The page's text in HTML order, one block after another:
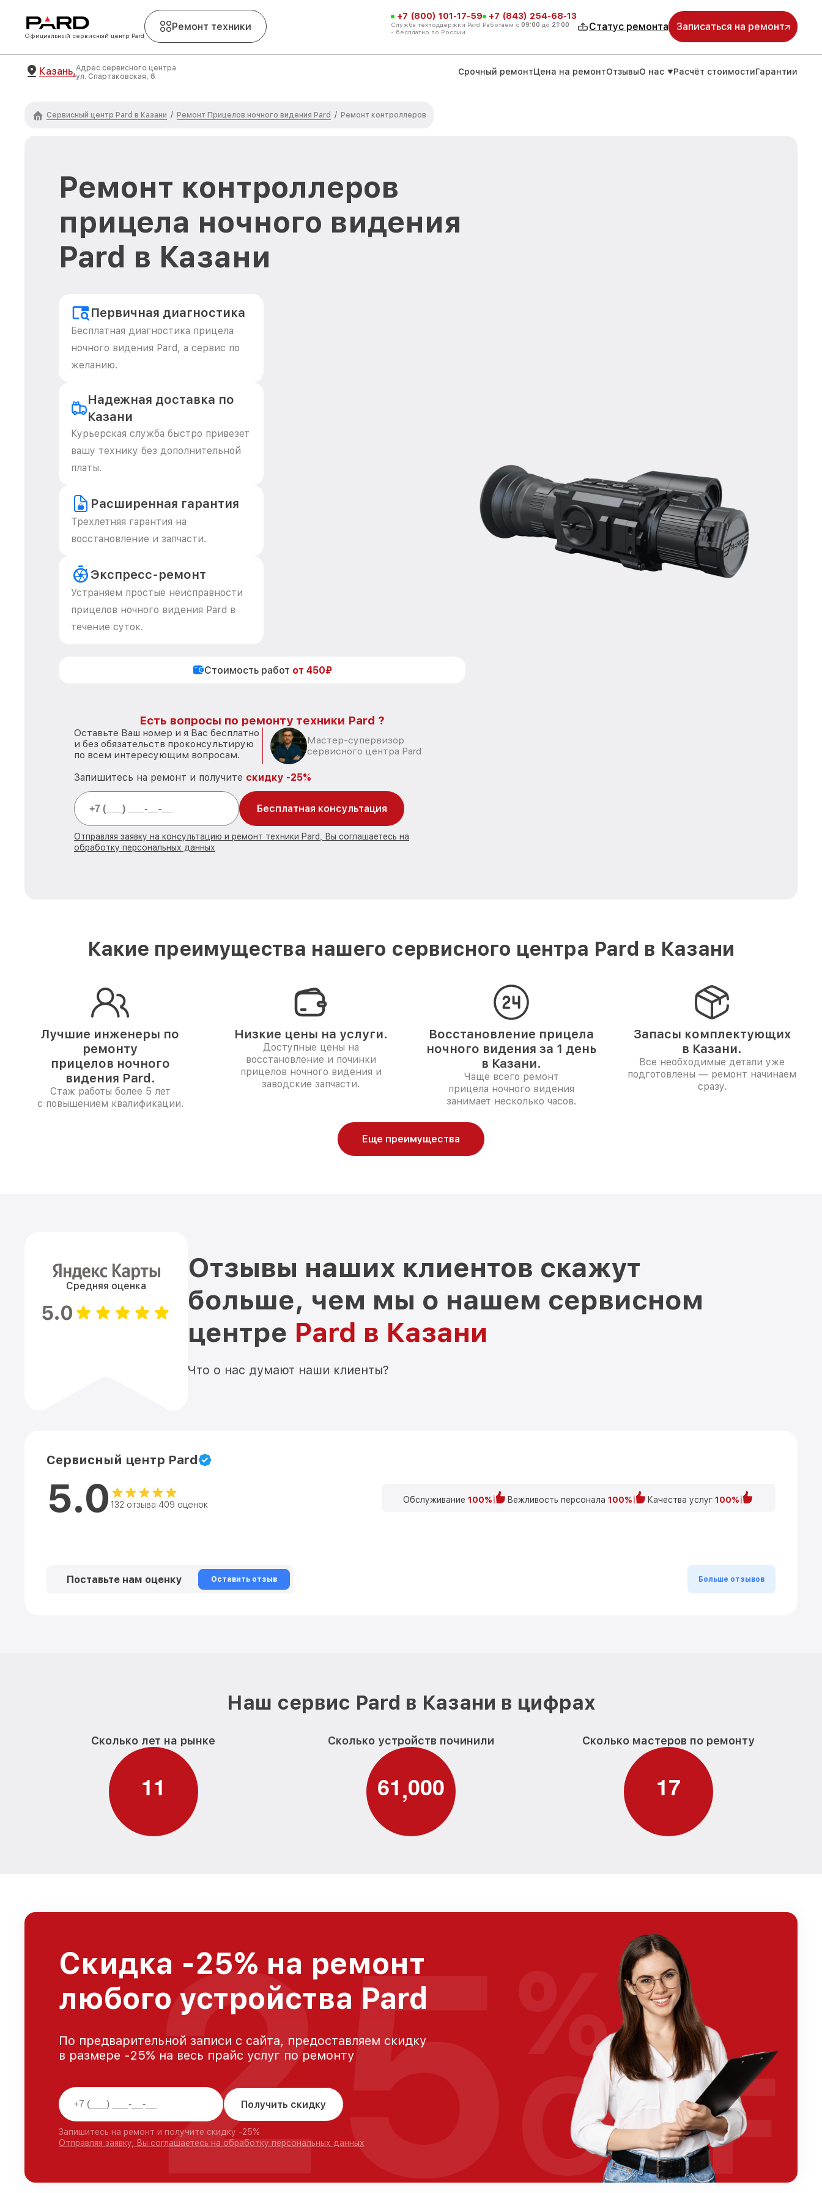
Официальный сервисный центр Pard
Ремонт техники
+7 (800) 101-17-59
Служба техподдержки Pard
- бесплатно по России
+7 (843) 254-68-13
Работаем с 09:00 до 21:00 Статус ремонта Записаться на ремонт
Казань,Адрес сервисного центра
ул. Спартаковская, 6
Срочный ремонтЦена на ремонтОтзывыО нас Расчёт стоимостиГарантии
Сервисный центр Pard в Казани / Ремонт Прицелов ночного видения Pard / Ремонт контроллеров
Ремонт контроллеров
прицела ночного видения
Pard в Казани
Первичная диагностика
Бесплатная диагностика прицела
ночного видения Pard, а сервис по
желанию.
Надежная доставка по
Казани
Курьерская служба быстро привезет
вашу технику без дополнительной
платы.
Расширенная гарантия
Трехлетняя гарантия на
восстановление и запчасти.
Экспресс-ремонт
Устраняем простые неисправности
прицелов ночного видения Pard в
течение суток.
Стоимость работ от 450₽
Есть вопросы по ремонту техники Pard ?
Оставьте Ваш номер и я Вас бесплатно
и без обязательств проконсультирую
по всем интересующим вопросам.
Мастер-супервизор
сервисного центра Pard
Запишитесь на ремонт и получите скидку -25%
Бесплатная консультация
Отправляя заявку на консультацию и ремонт техники Pard, Вы соглашаетесь на
обработку персональных данных
Какие преимущества нашего сервисного центра Pard в Казани
Лучшие инженеры по
ремонту
прицелов ночного
видения Pard.
Стаж работы более 5 лет
с повышением квалификации.
Низкие цены на услуги.
Доступные цены на
восстановление и починки
прицелов ночного видения и
заводские запчасти.
Восстановление прицела
ночного видения за 1 день
в Казани.
Чаще всего ремонт
прицела ночного видения
занимает несколько часов.
Запасы комплектующих
в Казани.
Все необходимые детали уже
подготовлены — ремонт начинаем
сразу.
Еще преимущества
Средняя оценка
5.0
Отзывы наших клиентов скажут
больше, чем мы о нашем сервисном
центре Pard в Казани
Что о нас думают наши клиенты?
Сервисный центр Pard
5.0 132 отзыва 409 оценок Обслуживание 100% Вежливость персонала 100% Качества услуг 100%
Поставьте нам оценку Оставить отзыв Больше отзывов
Наш сервис Pard в Казани в цифрах
Сколько лет на рынке
11
Сколько устройств починили
61,000
Сколько мастеров по ремонту
17
Скидка -25% на ремонт
любого устройства Pard
По предварительной записи с сайта, предоставляем скидку
в размере -25% на весь прайс услуг по ремонту
Получить скидку
Запишитесь на ремонт и получите скидку -25%
Отправляя заявку, Вы соглашаетесь на обработку персональных данных
25 %
OFF